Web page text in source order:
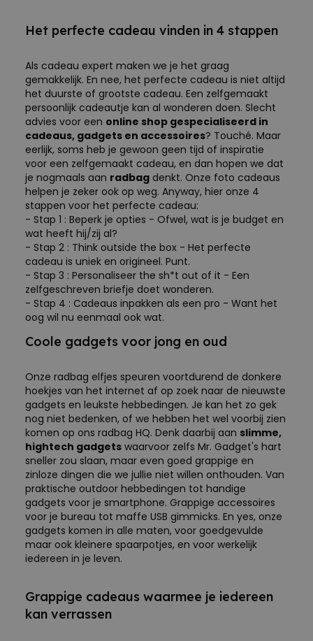
Het perfecte cadeau vinden in 4 stappen
Als cadeau expert maken we je het graag
gemakkelijk. En nee, het perfecte cadeau is niet altijd
het duurste of grootste cadeau. Een zelfgemaakt
persoonlijk cadeautje kan al wonderen doen. Slecht
advies voor een online shop gespecialiseerd in
cadeaus, gadgets en accessoires? Touché. Maar
eerlijk, soms heb je gewoon geen tijd of inspiratie
voor een zelfgemaakt cadeau, en dan hopen we dat
je nogmaals aan radbag denkt. Onze foto cadeaus
helpen je zeker ook op weg. Anyway, hier onze 4
stappen voor het perfecte cadeau:
- Stap 1 : Beperk je opties - Ofwel, wat is je budget en
wat heeft hij/zij al?
- Stap 2 : Think outside the box - Het perfecte
cadeau is uniek en origineel. Punt.
- Stap 3 : Personaliseer the sh*t out of it - Een
zelfgeschreven briefje doet wonderen.
- Stap 4 : Cadeaus inpakken als een pro - Want het
oog wil nu eenmaal ook wat.
Coole gadgets voor jong en oud
Onze radbag elfjes speuren voortdurend de donkere
hoekjes van het internet af op zoek naar de nieuwste
gadgets en leukste hebbedingen. Je kan het zo gek
nog niet bedenken, of we hebben het wel voorbij zien
komen op ons radbag HQ. Denk daarbij aan slimme,
hightech gadgets waarvoor zelfs Mr. Gadget's hart
sneller zou slaan, maar even goed grappige en
zinloze dingen die we jullie niet willen onthouden. Van
praktische outdoor hebbedingen tot handige
gadgets voor je smartphone. Grappige accessoires
voor je bureau tot maffe USB gimmicks. En yes, onze
gadgets komen in alle maten, voor goedgevulde
maar ook kleinere spaarpotjes, en voor werkelijk
iedereen in je leven.
Grappige cadeaus waarmee je iedereen
kan verrassen